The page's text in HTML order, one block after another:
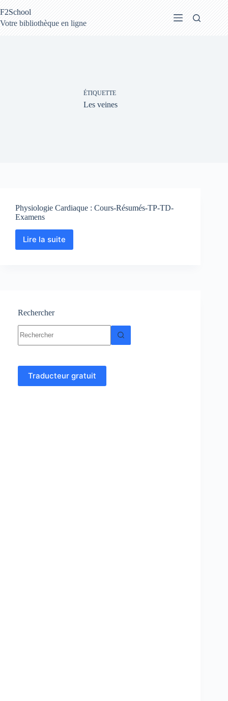
au
contenu
F2School
Votre bibliothèque en ligne
ÉTIQUETTE
Les veines
Physiologie Cardiaque : Cours-Résumés-TP-TD-
Examens
Lire la suite
Physiologie
Examens
Rechercher
résultat
Traducteur gratuit